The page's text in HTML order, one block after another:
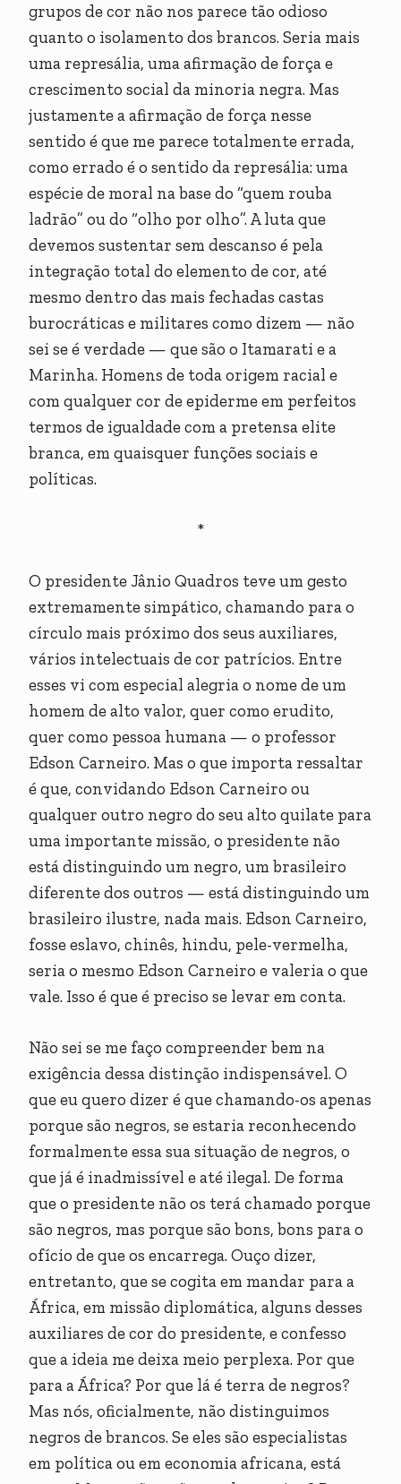
grupos de cor não nos parece tão odioso
quanto o isolamento dos brancos. Seria mais
uma represália, uma afirmação de força e
crescimento social da minoria negra. Mas
justamente a afirmação de força nesse
sentido é que me parece totalmente errada,
como errado é o sentido da represália: uma
espécie de moral na base do “quem rouba
ladrão” ou do “olho por olho”. A luta que
devemos sustentar sem descanso é pela
integração total do elemento de cor, até
mesmo dentro das mais fechadas castas
burocráticas e militares como dizem — não
sei se é verdade — que são o Itamarati e a
Marinha. Homens de toda origem racial e
com qualquer cor de epiderme em perfeitos
termos de igualdade com a pretensa elite
branca, em quaisquer funções sociais e
políticas.
*
O presidente Jânio Quadros teve um gesto
extremamente simpático, chamando para o
círculo mais próximo dos seus auxiliares,
vários intelectuais de cor patrícios. Entre
esses vi com especial alegria o nome de um
homem de alto valor, quer como erudito,
quer como pessoa humana — o professor
Edson Carneiro. Mas o que importa ressaltar
é que, convidando Edson Carneiro ou
qualquer outro negro do seu alto quilate para
uma importante missão, o presidente não
está distinguindo um negro, um brasileiro
diferente dos outros — está distinguindo um
brasileiro ilustre, nada mais. Edson Carneiro,
fosse eslavo, chinês, hindu, pele-vermelha,
seria o mesmo Edson Carneiro e valeria o que
vale. Isso é que é preciso se levar em conta.
Não sei se me faço compreender bem na
exigência dessa distinção indispensável. O
que eu quero dizer é que chamando-os apenas
porque são negros, se estaria reconhecendo
formalmente essa sua situação de negros, o
que já é inadmissível e até ilegal. De forma
que o presidente não os terá chamado porque
são negros, mas porque são bons, bons para o
ofício de que os encarrega. Ouço dizer,
entretanto, que se cogita em mandar para a
África, em missão diplomática, alguns desses
auxiliares de cor do presidente, e confesso
que a ideia me deixa meio perplexa. Por que
para a África? Por que lá é terra de negros?
Mas nós, oficialmente, não distinguimos
negros de brancos. Se eles são especialistas
em política ou em economia africana, está